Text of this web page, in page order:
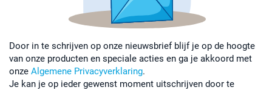
Door in te schrijven op onze nieuwsbrief blijf je op de hoogte
van onze producten en speciale acties en ga je akkoord met
onze Algemene Privacyverklaring.
Je kan je op ieder gewenst moment uitschrijven door te